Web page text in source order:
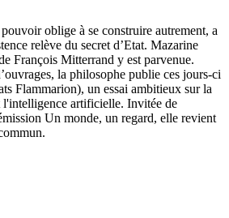
oblige à se construire autrement, a
relève du secret d’Etat. Mazarine
François Mitterrand y est parvenue.
la philosophe publie ces jours-ci
Flammarion), un essai ambitieux sur la
l'intelligence artificielle. Invitée de
Un monde, un regard, elle revient